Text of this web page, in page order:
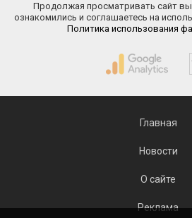
Продолжая просматривать сайт
ознакомились и соглашаетесь на
Политика использования
Главная
Новости
О сайте
Реклама